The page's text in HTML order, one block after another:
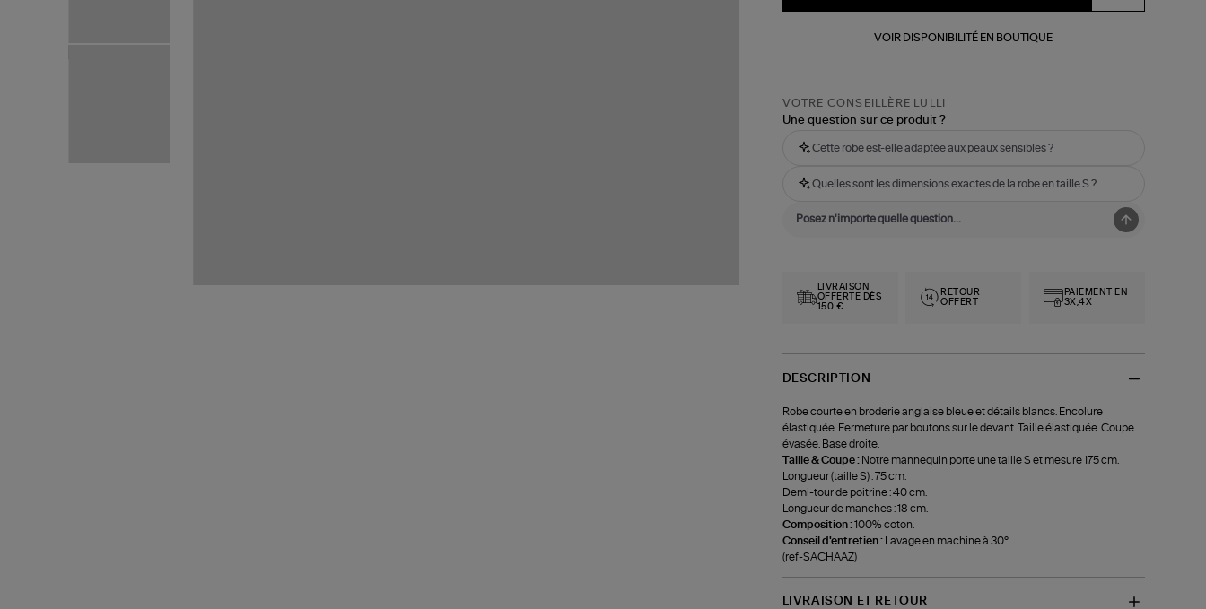
VOIR DISPONIBILITÉ EN BOUTIQUE
VOTRE CONSEILLÈRE LULLI
Une question sur ce produit ?
Cette robe est-elle adaptée aux peaux sensibles ?
Quelles sont les dimensions exactes de la robe en taille S ?
LIVRAISON
OFFERTE DÈS
150 €
RETOUR
OFFERT
PAIEMENT EN
3X,4X
DESCRIPTION
Robe courte en broderie anglaise bleue et détails blancs. Encolure
élastiquée. Fermeture par boutons sur le devant. Taille élastiquée. Coupe
évasée. Base droite.
Taille & Coupe : Notre mannequin porte une taille S et mesure 175 cm.
Longueur (taille S) : 75 cm.
Demi-tour de poitrine : 40 cm.
Longueur de manches : 18 cm.
Composition :100% coton.
Conseil d'entretien :
Lavage en machine à 30°.
(ref-SACHAAZ)
LIVRAISON ET RETOUR